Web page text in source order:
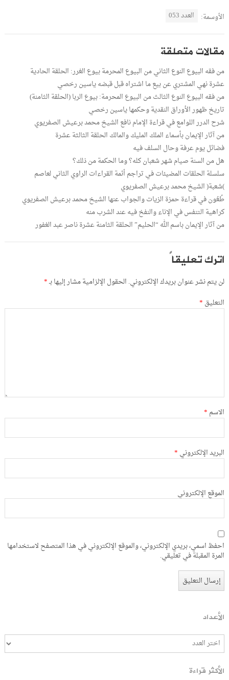
الأوسمة: العدد 053
مقالات متعلقة
من فقه البيوع النوع الثاني من البيوع المحرمة بيوع الغرر: الحلقة الحادية
عشرة نهي المشتري عن بيع ما اشتراه قبل قبضه ياسين رخصي
من فقه البيوع النوع الثالث من البيوع المحرمة: بيوع الربا (الحلقة الثامنة)
تاريخ ظهور الأوراق النقدية وحكمها ياسين رخصي
شرح الدرر اللوامع في قراءة الإمام نافع الشيخ محمد برعيش الصفريوي
من آثار الإيمان بأسماء الملك المليك والمالك الحلقة الثالثة عشرة
فضائل يوم عرفة وحال السلف فيه
هل من السنة صيام شهر شعبان كله؟ وما الحكمة من ذلك؟
سلسلة الحلقات المضيئات في تراجم أئمة القراءات الراوي الثاني لعاصم
)شعبة( الشيخ محمد برعيش الصفريوي
طُعُون في قراءة حمزة الزيات والجواب عنها الشيخ محمد برعيش الصفريوي
كراهية التنفس في الإناء والنفخ فيه عند الشرب منه
من آثار الإيمان باسم الله “الحليم” الحلقة الثامنة عشرة ناصر عبد الغفور
اترك تعليقاً
لن يتم نشر عنوان بريدك الإلكتروني. الحقول الإلزامية مشار إليها بـ*
التعليق *
الاسم *
البريد الإلكتروني *
الموقع الإلكتروني
احفظ اسمي، بريدي الإلكتروني، والموقع الإلكتروني في هذا المتصفح لاستخدامها
المرة المقبلة في تعليقي.
الأعداد
الأكثر قراءة